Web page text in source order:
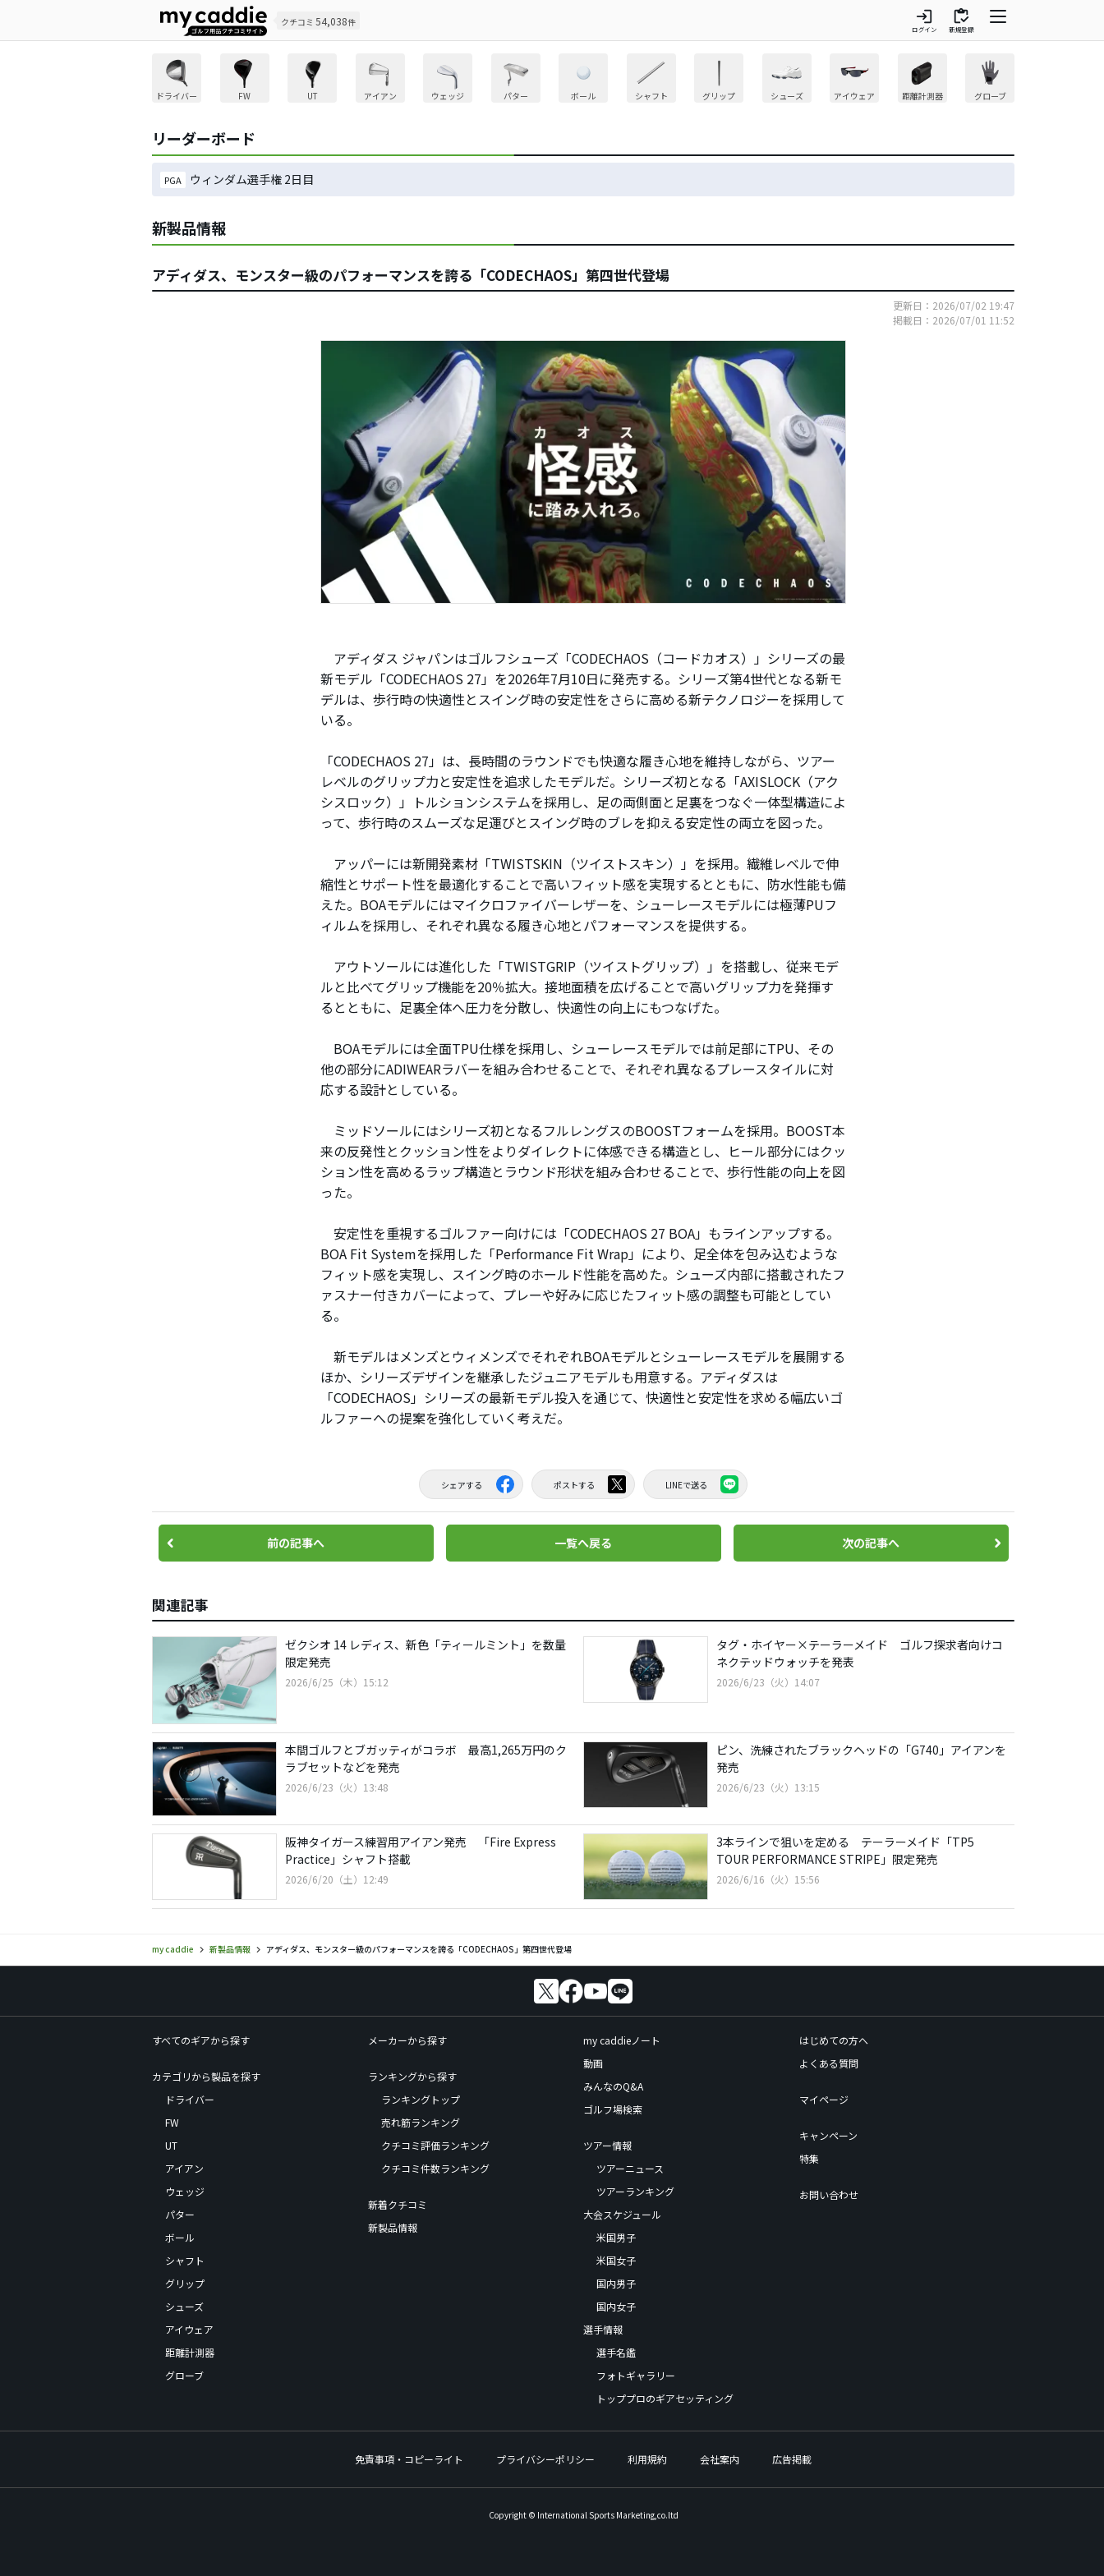
クチコミ 54,038件 login
ログイン
inventory
新規登録
ドライバー FW UT アイアン ウェッジ パター ボール シャフト グリップ シューズ アイウェア 距離計測器 グローブ
リーダーボード
PGA ウィンダム選手権 2日目
新製品情報
アディダス、モンスター級のパフォーマンスを誇る「CODECHAOS」第四世代登場
更新日：2026/07/02 19:47
掲載日：2026/07/01 11:52
アディダス ジャパンはゴルフシューズ「CODECHAOS（コードカオス）」シリーズの最
新モデル「CODECHAOS 27」を2026年7月10日に発売する。シリーズ第4世代となる新モ
デルは、歩行時の快適性とスイング時の安定性をさらに高める新テクノロジーを採用して
いる。
「CODECHAOS 27」は、長時間のラウンドでも快適な履き心地を維持しながら、ツアー
レベルのグリップ力と安定性を追求したモデルだ。シリーズ初となる「AXISLOCK（アク
シスロック）」トルションシステムを採用し、足の両側面と足裏をつなぐ一体型構造によ
って、歩行時のスムーズな足運びとスイング時のブレを抑える安定性の両立を図った。
アッパーには新開発素材「TWISTSKIN（ツイストスキン）」を採用。繊維レベルで伸
縮性とサポート性を最適化することで高いフィット感を実現するとともに、防水性能も備
えた。BOAモデルにはマイクロファイバーレザーを、シューレースモデルには極薄PUフ
ィルムを採用し、それぞれ異なる履き心地とパフォーマンスを提供する。
アウトソールには進化した「TWISTGRIP（ツイストグリップ）」を搭載し、従来モデ
ルと比べてグリップ機能を20％拡大。接地面積を広げることで高いグリップ力を発揮す
るとともに、足裏全体へ圧力を分散し、快適性の向上にもつなげた。
BOAモデルには全面TPU仕様を採用し、シューレースモデルでは前足部にTPU、その
他の部分にADIWEARラバーを組み合わせることで、それぞれ異なるプレースタイルに対
応する設計としている。
ミッドソールにはシリーズ初となるフルレングスのBOOSTフォームを採用。BOOST本
来の反発性とクッション性をよりダイレクトに体感できる構造とし、ヒール部分にはクッ
ション性を高めるラップ構造とラウンド形状を組み合わせることで、歩行性能の向上を図
った。
安定性を重視するゴルファー向けには「CODECHAOS 27 BOA」もラインアップする。
BOA Fit Systemを採用した「Performance Fit Wrap」により、足全体を包み込むような
フィット感を実現し、スイング時のホールド性能を高めた。シューズ内部に搭載されたフ
ァスナー付きカバーによって、プレーや好みに応じたフィット感の調整も可能としてい
る。
新モデルはメンズとウィメンズでそれぞれBOAモデルとシューレースモデルを展開する
ほか、シリーズデザインを継承したジュニアモデルも用意する。アディダスは
「CODECHAOS」シリーズの最新モデル投入を通じて、快適性と安定性を求める幅広いゴ
ルファーへの提案を強化していく考えだ。
シェアする ポストする LINEで送る
前の記事へ 一覧へ戻る 次の記事へ
関連記事
ゼクシオ 14 レディス、新色「ティールミント」を数量
限定発売
2026/6/25（木）15:12
タグ・ホイヤー×テーラーメイド ゴルフ探求者向けコ
ネクテッドウォッチを発表
2026/6/23（火）14:07
本間ゴルフとブガッティがコラボ 最高1,265万円のク
ラブセットなどを発売
2026/6/23（火）13:48
ピン、洗練されたブラックヘッドの「G740」アイアンを
発売
2026/6/23（火）13:15
阪神タイガース練習用アイアン発売 「Fire Express
Practice」シャフト搭載
2026/6/20（土）12:49
3本ラインで狙いを定める テーラーメイド「TP5
TOUR PERFORMANCE STRIPE」限定発売
2026/6/16（火）15:56
my caddie 新製品情報 アディダス、モンスター級のパフォーマンスを誇る「CODECHAOS」第四世代登場
すべてのギアから探す
カテゴリから製品を探す
ドライバー
FW
UT
アイアン
ウェッジ
パター
ボール
シャフト
グリップ
シューズ
アイウェア
距離計測器
グローブ
メーカーから探す
ランキングから探す
ランキングトップ
売れ筋ランキング
クチコミ評価ランキング
クチコミ件数ランキング
新着クチコミ
新製品情報
my caddieノート
動画
みんなのQ&A
ゴルフ場検索
ツアー情報
ツアーニュース
ツアーランキング
大会スケジュール
米国男子
米国女子
国内男子
国内女子
選手情報
選手名鑑
フォトギャラリー
トッププロのギアセッティング
はじめての方へ
よくある質問
マイページ
キャンペーン
特集
お問い合わせ
免責事項・コピーライト プライバシーポリシー 利用規約 会社案内 広告掲載
Copyright © International Sports Marketing,co.ltd